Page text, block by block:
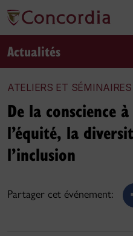
Actualités
ATELIERS ET SÉMINAIRES
Partager cet événement:
De la conscience
l’équité, la
l’inclusion